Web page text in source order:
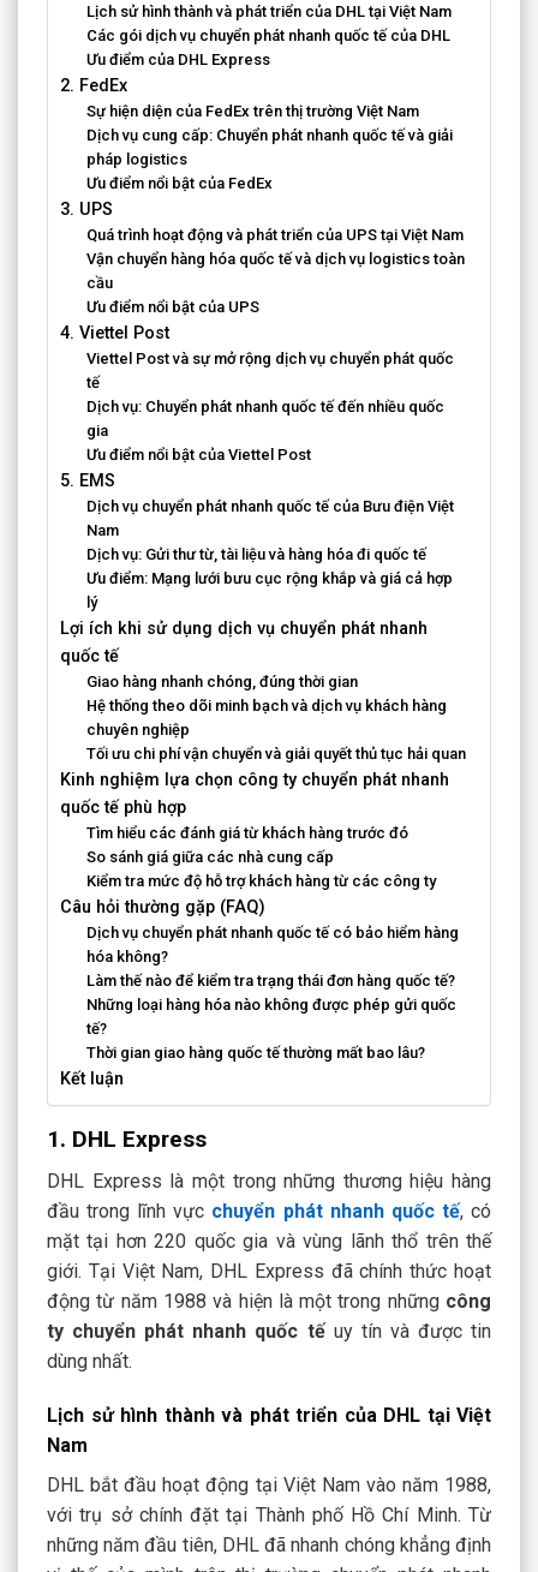
Lịch sử hình thành và phát triển của DHL tại Việt Nam
Các gói dịch vụ chuyển phát nhanh quốc tế của DHL
Ưu điểm của DHL Express
2. FedEx
Sự hiện diện của FedEx trên thị trường Việt Nam
Dịch vụ cung cấp: Chuyển phát nhanh quốc tế và giải
pháp logistics
Ưu điểm nổi bật của FedEx
3. UPS
Quá trình hoạt động và phát triển của UPS tại Việt Nam
Vận chuyển hàng hóa quốc tế và dịch vụ logistics toàn
cầu
Ưu điểm nổi bật của UPS
4. Viettel Post
Viettel Post và sự mở rộng dịch vụ chuyển phát quốc
tế
Dịch vụ: Chuyển phát nhanh quốc tế đến nhiều quốc
gia
Ưu điểm nổi bật của Viettel Post
5. EMS
Dịch vụ chuyển phát nhanh quốc tế của Bưu điện Việt
Nam
Dịch vụ: Gửi thư từ, tài liệu và hàng hóa đi quốc tế
Ưu điểm: Mạng lưới bưu cục rộng khắp và giá cả hợp
lý
Lợi ích khi sử dụng dịch vụ chuyển phát nhanh
quốc tế
Giao hàng nhanh chóng, đúng thời gian
Hệ thống theo dõi minh bạch và dịch vụ khách hàng
chuyên nghiệp
Tối ưu chi phí vận chuyển và giải quyết thủ tục hải quan
Kinh nghiệm lựa chọn công ty chuyển phát nhanh
quốc tế phù hợp
Tìm hiểu các đánh giá từ khách hàng trước đó
So sánh giá giữa các nhà cung cấp
Kiểm tra mức độ hỗ trợ khách hàng từ các công ty
Câu hỏi thường gặp (FAQ)
Dịch vụ chuyển phát nhanh quốc tế có bảo hiểm hàng
hóa không?
Làm thế nào để kiểm tra trạng thái đơn hàng quốc tế?
Những loại hàng hóa nào không được phép gửi quốc
tế?
Thời gian giao hàng quốc tế thường mất bao lâu?
Kết luận
1. DHL Express
DHL Express là một trong những thương hiệu hàng
đầu trong lĩnh vực chuyển phát nhanh quốc tế, có
mặt tại hơn 220 quốc gia và vùng lãnh thổ trên thế
giới. Tại Việt Nam, DHL Express đã chính thức hoạt
động từ năm 1988 và hiện là một trong những công
ty chuyển phát nhanh quốc tế uy tín và được tin
dùng nhất.
Lịch sử hình thành và phát triển của DHL tại Việt
Nam
DHL bắt đầu hoạt động tại Việt Nam vào năm 1988,
với trụ sở chính đặt tại Thành phố Hồ Chí Minh. Từ
những năm đầu tiên, DHL đã nhanh chóng khẳng định